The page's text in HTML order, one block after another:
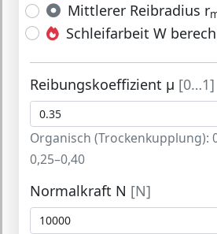
Mittlerer Reibradius r
Schleifarbeit W
Reibungskoeffizient μ [0…1]
Organisch (Trockenkupplung):
0,25–0,40
Normalkraft N [N]